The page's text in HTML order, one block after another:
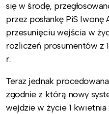
się w środę,
przez posłankę PiS
przesunięciu wejścia w
rozliczeń prosumentów z
r.
Teraz jednak
zgodnie z którą nowy
wejdzie w życie 1